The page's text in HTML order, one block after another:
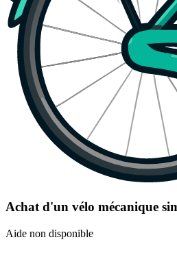
Achat d'un vélo mécanique
Aide non disponible